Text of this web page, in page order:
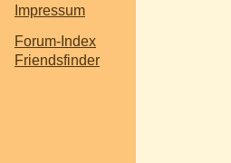
Impressum
Forum-Index
Friendsfinder